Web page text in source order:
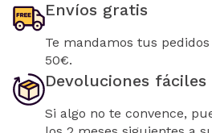
Envíos gratis
Te mandamos tus
50€.
Devoluciones fáciles
Si algo no te convence,